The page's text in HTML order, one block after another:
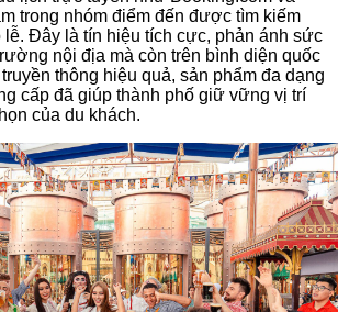
trong nhóm điểm đến được tìm kiếm
lễ. Đây là tín hiệu tích cực, phản ánh sức
nội địa mà còn trên bình diện quốc
thông hiệu quả, sản phẩm đa dạng
cấp đã giúp thành phố giữ vững vị trí
của du khách.